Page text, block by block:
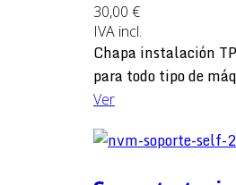
30,00 €
IVA incl.
Chapa instalación
para todo tipo de
Ver